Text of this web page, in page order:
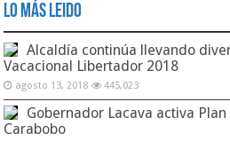
Lo Más Leido
Alcaldía continúa llevando
Vacacional Libertador 2018
agosto 13, 2018 445,023
Gobernador Lacava activa
Carabobo